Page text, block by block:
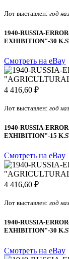
Лот выставлен: год
1940-RUSSIA-
EXHIBITION"-30
Смотреть на eBay
4 416,60 ₽
Лот выставлен: год
1940-RUSSIA-
EXHIBITION"-15
Смотреть на eBay
4 416,60 ₽
Лот выставлен: год
1940-RUSSIA-
EXHIBITION"-30
Смотреть на eBay